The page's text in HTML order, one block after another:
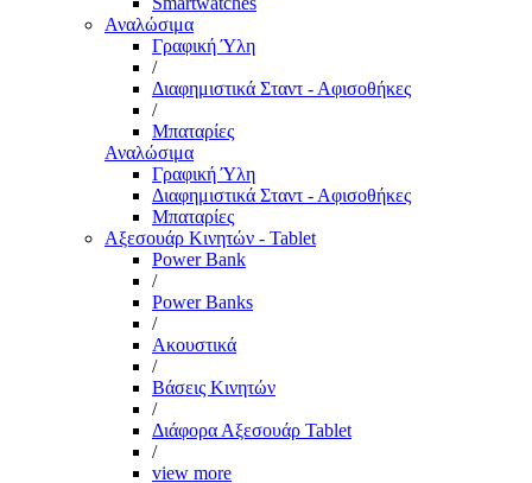
Αναλώσιμα
Γραφική Ύλη
/
Διαφημιστικά Σταντ - Αφισοθήκες
/
Μπαταρίες
Αναλώσιμα
Γραφική Ύλη
Διαφημιστικά Σταντ - Αφισοθήκες
Μπαταρίες
Αξεσουάρ Κινητών - Tablet
Power Bank
/
Power Banks
/
Ακουστικά
/
Βάσεις Κινητών
/
Διάφορα Αξεσουάρ Tablet
/
view more